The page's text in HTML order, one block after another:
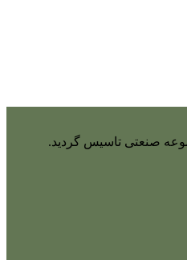
صنعتی تاسیس گردید.